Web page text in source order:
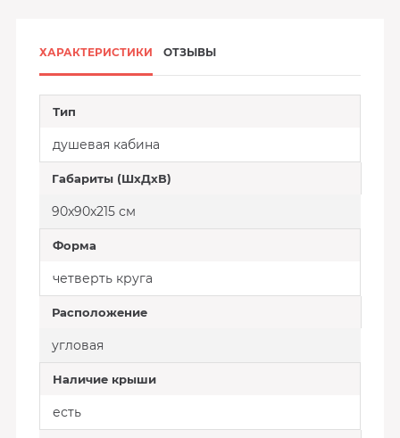
ХАРАКТЕРИСТИКИ ОТЗЫВЫ
Тип
душевая кабина
Габариты (ШхДхВ)
90x90x215 см
Форма
четверть круга
Расположение
угловая
Наличие крыши
есть